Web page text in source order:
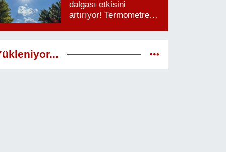
dalgası etkisini
artırıyor! Termometreler